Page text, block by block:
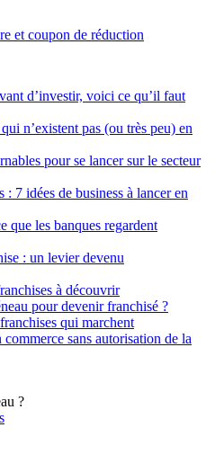
et coupon de réduction
d’investir, voici ce qu’il faut
n’existent pas (ou très peu) en
pour se lancer sur le secteur
7 idées de business à lancer en
que les banques regardent
: un levier devenu
à découvrir
pour devenir franchisé ?
qui marchent
sans autorisation de la
?